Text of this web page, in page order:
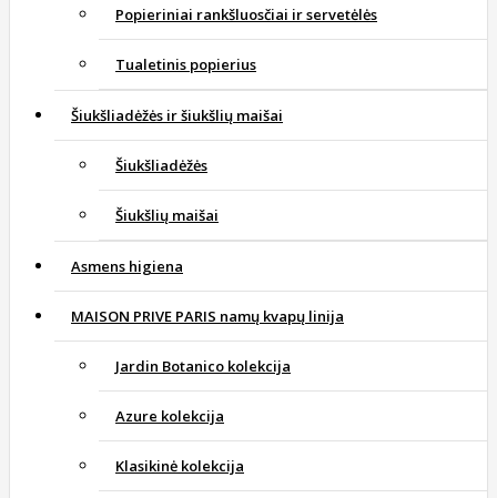
Popieriniai rankšluosčiai ir servetėlės
Tualetinis popierius
Šiukšliadėžės ir šiukšlių maišai
Šiukšliadėžės
Šiukšlių maišai
Asmens higiena
MAISON PRIVE PARIS namų kvapų linija
Jardin Botanico kolekcija
Azure kolekcija
Klasikinė kolekcija